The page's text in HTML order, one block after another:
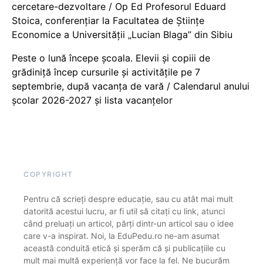
cercetare-dezvoltare / Op Ed Profesorul Eduard
Stoica, conferențiar la Facultatea de Științe
Economice a Universității „Lucian Blaga” din Sibiu
Peste o lună începe școala. Elevii și copiii de
grădiniță încep cursurile și activitățile pe 7
septembrie, după vacanța de vară / Calendarul anului
școlar 2026-2027 și lista vacanțelor
COPYRIGHT
Pentru că scrieți despre educație, sau cu atât mai mult
datorită acestui lucru, ar fi util să citați cu link, atunci
când preluați un articol, părți dintr-un articol sau o idee
care v-a inspirat. Noi, la EduPedu.ro ne-am asumat
această conduită etică și sperăm că și publicațiile cu
mult mai multă experiență vor face la fel. Ne bucurăm